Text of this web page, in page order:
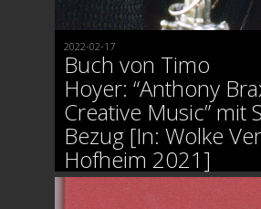
2022-02-17
Buch von Timo
Hoyer: “Anthony
Creative Music” mit
Bezug [In: Wolke
Hofheim 2021]